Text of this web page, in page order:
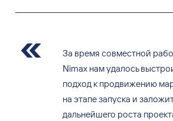
За время совместной
Nimax нам удалось
подход к продвижению
на этапе запуска и
дальнейшего роста